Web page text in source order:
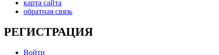
карта сайта
обратная связь
РЕГИСТРАЦИЯ
Войти